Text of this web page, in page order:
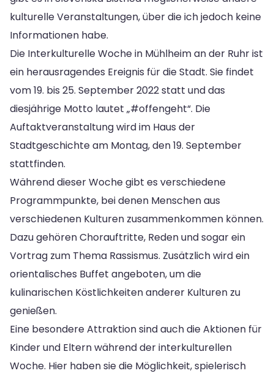
kulturelle Veranstaltungen, über die ich jedoch keine
Informationen habe.
Die Interkulturelle Woche in Mühlheim an der Ruhr ist
ein herausragendes Ereignis für die Stadt. Sie findet
vom 19. bis 25. September 2022 statt und das
diesjährige Motto lautet „#offengeht“. Die
Auftaktveranstaltung wird im Haus der
Stadtgeschichte am Montag, den 19. September
stattfinden.
Während dieser Woche gibt es verschiedene
Programmpunkte, bei denen Menschen aus
verschiedenen Kulturen zusammenkommen können.
Dazu gehören Chorauftritte, Reden und sogar ein
Vortrag zum Thema Rassismus. Zusätzlich wird ein
orientalisches Buffet angeboten, um die
kulinarischen Köstlichkeiten anderer Kulturen zu
genießen.
Eine besondere Attraktion sind auch die Aktionen für
Kinder und Eltern während der interkulturellen
Woche. Hier haben sie die Möglichkeit, spielerisch